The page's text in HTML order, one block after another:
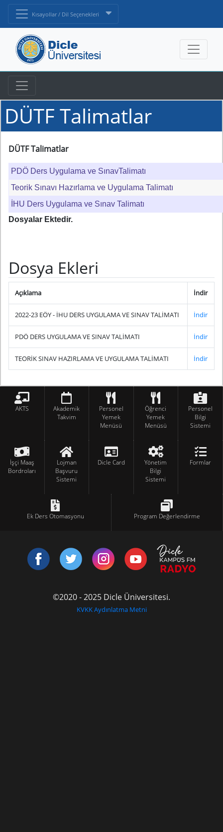
Kısayollar / Dil Seçenekleri
DÜTF Talimatlar
DÜTF Talimatlar
PDÖ Ders Uygulama ve SınavTalimatı
Teorik Sınavı Hazırlama ve Uygulama Talimatı
İHU Ders Uygulama ve Sınav Talimatı
Dosyalar Ektedir.
Dosya Ekleri
Açıklama İndir
2022-23 EÖY - İHU DERS UYGULAMA VE SINAV TALİMATI İndir
PDÖ DERS UYGULAMA VE SINAV TALİMATI İndir
TEORİK SINAV HAZIRLAMA VE UYGULAMA TALİMATI İndir
AKTS
Akademik
Takvim
Personel
Yemek
Menüsü
Öğrenci
Yemek
Menüsü
Personel
Bilgi
Sistemi
İşçi Maaş
Bordroları
Lojman
Başvuru
Sistemi
Dicle Card
Yönetim
Bilgi
Sistemi
Formlar
Ek Ders Otomasyonu Program Değerlendirme
©2020 - 2025 Dicle Üniversitesi.
KVKK Aydınlatma Metni